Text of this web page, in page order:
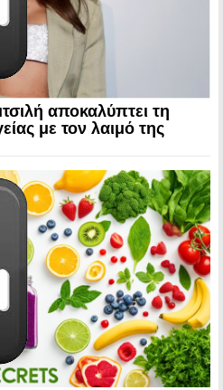
αποκαλύπτει τη
με τον λαιμό της